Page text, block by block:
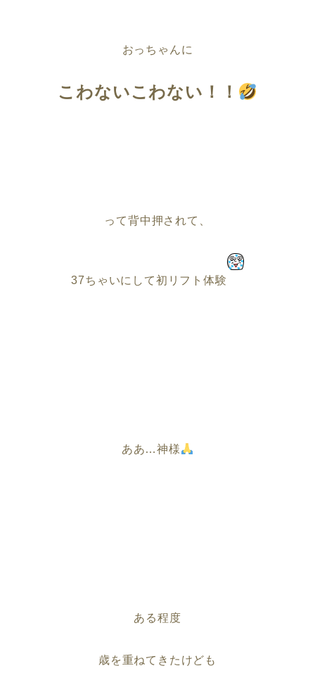
おっちゃんに
こわないこわない！！
って背中押されて、
37ちゃいにして初リフト体験
ああ…神様
ある程度
歳を重ねてきたけども